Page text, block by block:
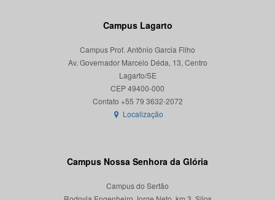
Campus Lagarto
Campus Prof. Antônio Garcia Filho
Av. Governador Marcelo Déda, 13, Centro
Lagarto/SE
CEP 49400-000
Localização
Campus Nossa Senhora da Glória
Campus do Sertão